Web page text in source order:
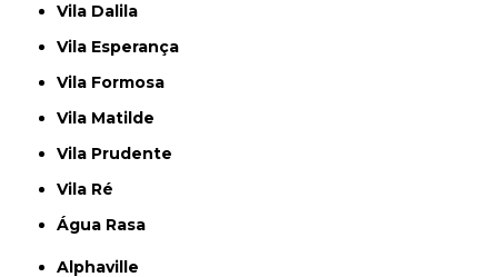
Vila Dalila
Vila Esperança
Vila Formosa
Vila Matilde
Vila Prudente
Vila Ré
Água Rasa
Alphaville